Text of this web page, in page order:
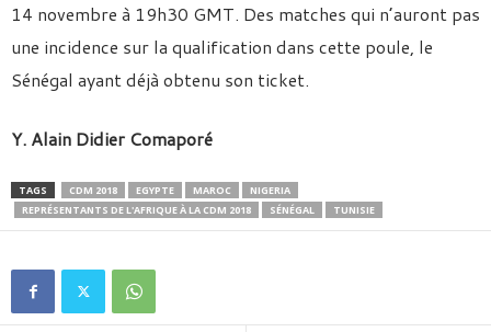
14 novembre à 19h30 GMT. Des matches qui n’auront pas
une incidence sur la qualification dans cette poule, le
Sénégal ayant déjà obtenu son ticket.
Y. Alain Didier Comaporé
TAGS CDM 2018 EGYPTE MAROC
NIGERIA
REPRÉSENTANTS DE L'AFRIQUE À LA CDM 2018
SÉNÉGAL TUNISIE